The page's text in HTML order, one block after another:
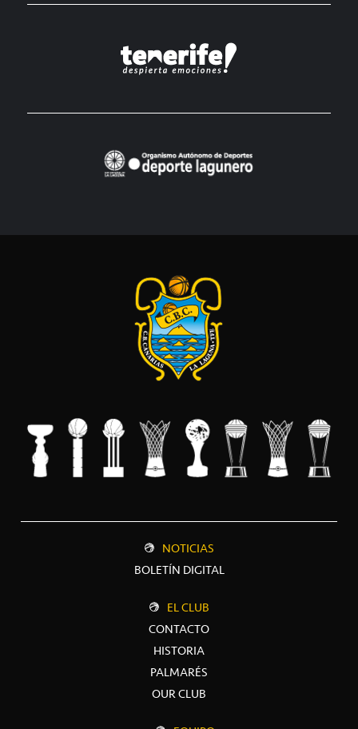
NOTICIAS
BOLETÍN DIGITAL
EL CLUB
CONTACTO
HISTORIA
PALMARÉS
OUR CLUB